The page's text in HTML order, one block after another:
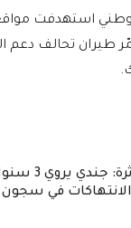
شهادة مؤثرة:
في سجون